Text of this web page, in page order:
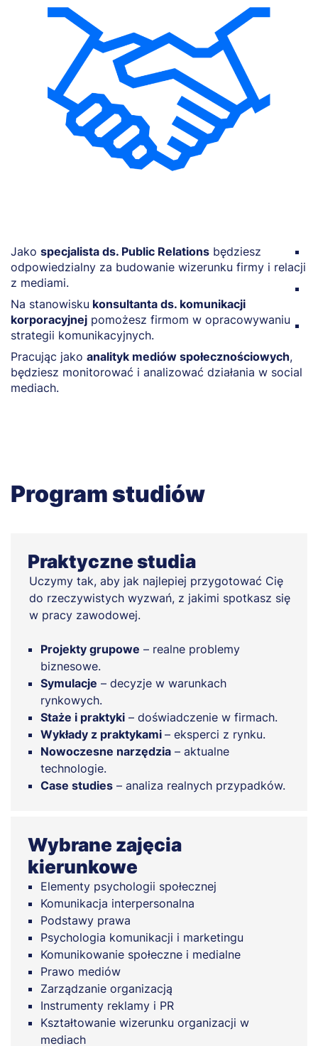
Jako specjalista ds. Public Relations będziesz
odpowiedzialny za budowanie wizerunku firmy i relacji
z mediami.
Na stanowisku konsultanta ds. komunikacji
korporacyjnej pomożesz firmom w opracowywaniu
strategii komunikacyjnych.
Pracując jako analityk mediów społecznościowych,
będziesz monitorować i analizować działania w social
mediach.
Program studiów
Praktyczne studia
Uczymy tak, aby jak najlepiej przygotować Cię
do rzeczywistych wyzwań, z jakimi spotkasz się
w pracy zawodowej.
Projekty grupowe – realne problemy
biznesowe.
Symulacje – decyzje w warunkach
rynkowych.
Staże i praktyki – doświadczenie w firmach.
Wykłady z praktykami – eksperci z rynku.
Nowoczesne narzędzia – aktualne
technologie.
Case studies – analiza realnych przypadków.
Wybrane zajęcia
kierunkowe
Elementy psychologii społecznej
Komunikacja interpersonalna
Podstawy prawa
Psychologia komunikacji i marketingu
Komunikowanie społeczne i medialne
Prawo mediów
Zarządzanie organizacją
Instrumenty reklamy i PR
Kształtowanie wizerunku organizacji w
mediach